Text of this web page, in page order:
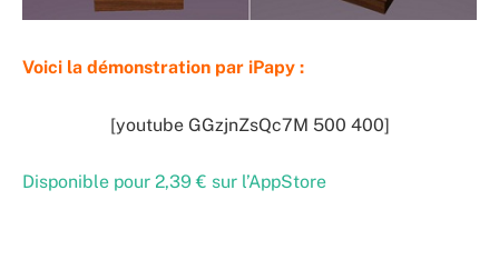
Voici la démonstration par iPapy :
[youtube GGzjnZsQc7M 500 400]
Disponible pour 2,39 € sur l’AppStore